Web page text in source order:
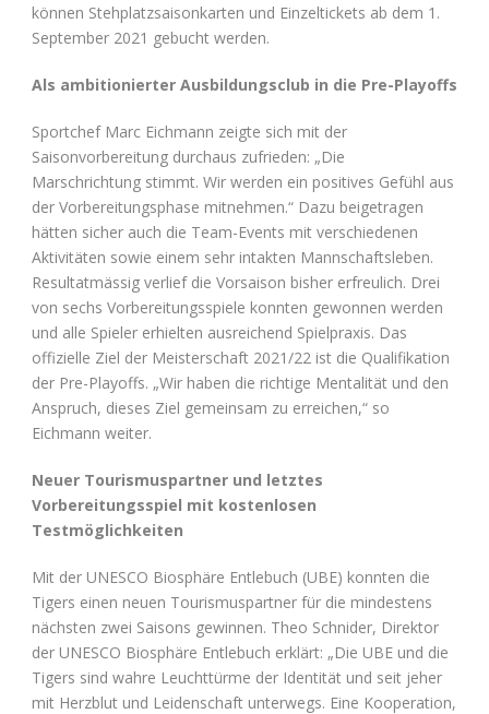
können Stehplatzsaisonkarten und Einzeltickets ab dem 1.
September 2021 gebucht werden.
Als ambitionierter Ausbildungsclub in die Pre-Playoffs
Sportchef Marc Eichmann zeigte sich mit der
Saisonvorbereitung durchaus zufrieden: „Die
Marschrichtung stimmt. Wir werden ein positives Gefühl aus
der Vorbereitungsphase mitnehmen.“ Dazu beigetragen
hätten sicher auch die Team-Events mit verschiedenen
Aktivitäten sowie einem sehr intakten Mannschaftsleben.
Resultatmässig verlief die Vorsaison bisher erfreulich. Drei
von sechs Vorbereitungsspiele konnten gewonnen werden
und alle Spieler erhielten ausreichend Spielpraxis. Das
offizielle Ziel der Meisterschaft 2021/22 ist die Qualifikation
der Pre-Playoffs. „Wir haben die richtige Mentalität und den
Anspruch, dieses Ziel gemeinsam zu erreichen,“ so
Eichmann weiter.
Neuer Tourismuspartner und letztes
Vorbereitungsspiel mit kostenlosen
Testmöglichkeiten
Mit der UNESCO Biosphäre Entlebuch (UBE) konnten die
Tigers einen neuen Tourismuspartner für die mindestens
nächsten zwei Saisons gewinnen. Theo Schnider, Direktor
der UNESCO Biosphäre Entlebuch erklärt: „Die UBE und die
Tigers sind wahre Leuchttürme der Identität und seit jeher
mit Herzblut und Leidenschaft unterwegs. Eine Kooperation,